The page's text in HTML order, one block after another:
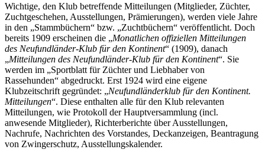
Wichtige, den Klub betreffende Mitteilungen (Mitglieder, Züchter,
Zuchtgeschehen, Ausstellungen, Prämierungen), werden viele Jahre
in den „Stammbüchern“ bzw. „Zuchtbüchern“ veröffentlicht. Doch
bereits 1909 erscheinen die „Monatlichen offiziellen Mitteilungen
des Neufundländer-Klub für den Kontinent“ (1909), danach
„Mitteilungen des Neufundländer-Klub für den Kontinent“. Sie
werden im „Sportblatt für Züchter und Liebhaber von
Rassehunden“ abgedruckt. Erst 1924 wird eine eigene
Klubzeitschrift gegründet: „Neufundländerklub für den Kontinent.
Mitteilungen“. Diese enthalten alle für den Klub relevanten
Mitteilungen, wie Protokoll der Hauptversammlung (incl.
anwesende Mitglieder), Richterberichte über Ausstellungen,
Nachrufe, Nachrichten des Vorstandes, Deckanzeigen, Beantragung
von Zwingerschutz, Ausstellungskalender.